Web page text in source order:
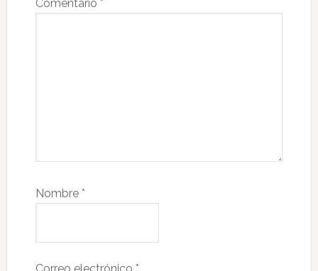
Comentario *
Nombre *